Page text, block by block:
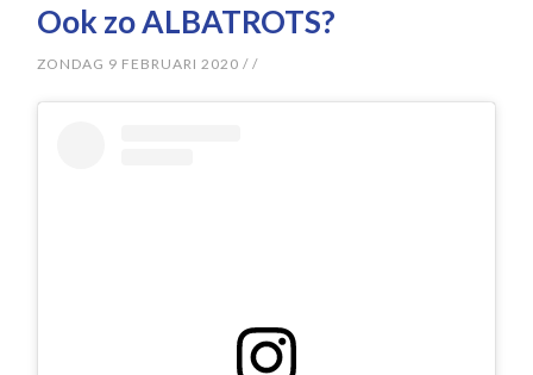
Ook zo ALBATROTS?
ZONDAG 9 FEBRUARI 2020 //